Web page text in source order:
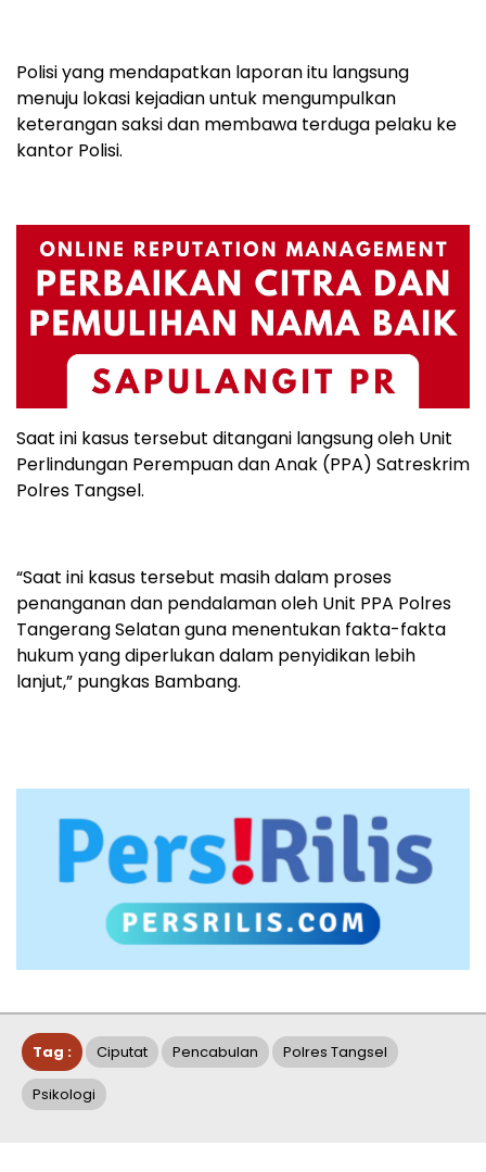
Polisi yang mendapatkan laporan itu langsung
menuju lokasi kejadian untuk mengumpulkan
keterangan saksi dan membawa terduga pelaku ke
kantor Polisi.
Saat ini kasus tersebut ditangani langsung oleh Unit
Perlindungan Perempuan dan Anak (PPA) Satreskrim
Polres Tangsel.
“Saat ini kasus tersebut masih dalam proses
penanganan dan pendalaman oleh Unit PPA Polres
Tangerang Selatan guna menentukan fakta-fakta
hukum yang diperlukan dalam penyidikan lebih
lanjut,” pungkas Bambang.
Tag : Ciputat Pencabulan Polres Tangsel
Psikologi